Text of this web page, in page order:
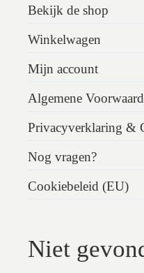
Bekijk de shop
Winkelwagen
Mijn account
Algemene
Privacyverklaring &
Nog vragen?
Cookiebeleid (EU)
Niet